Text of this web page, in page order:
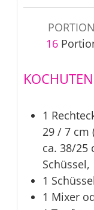
16
1
29 / 7 cm
ca. 38/25
Schüssel,
1 Schüssel
1 Mixer